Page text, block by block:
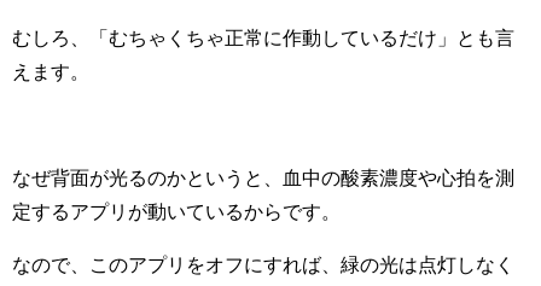
むしろ、「むちゃくちゃ正常に作動しているだけ」とも言
えます。
なぜ背面が光るのかというと、血中の酸素濃度や心拍を測
定するアプリが動いているからです。
なので、このアプリをオフにすれば、緑の光は点灯しなく